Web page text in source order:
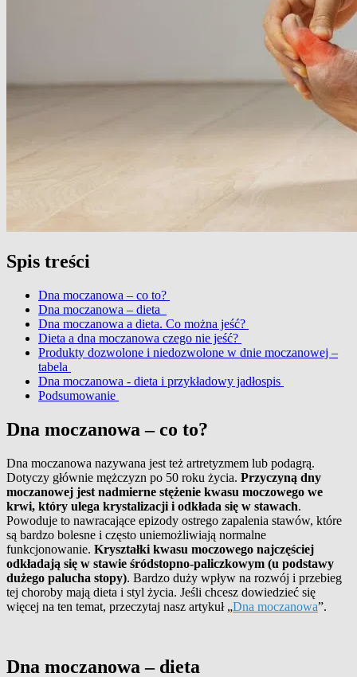
Spis treści
Dna moczanowa – co to?
Dna moczanowa – dieta
Dna moczanowa a dieta. Co można jeść?
Dieta a dna moczanowa czego nie jeść?
Produkty dozwolone i niedozwolone w dnie moczanowej –
tabela
Dna moczanowa - dieta i przykładowy jadłospis
Podsumowanie
Dna moczanowa – co to?
Dna moczanowa nazywana jest też artretyzmem lub podagrą.
Dotyczy głównie mężczyzn po 50 roku życia. Przyczyną dny
moczanowej jest nadmierne stężenie kwasu moczowego we
krwi, który ulega krystalizacji i odkłada się w stawach.
Powoduje to nawracające epizody ostrego zapalenia stawów, które
są bardzo bolesne i często uniemożliwiają normalne
funkcjonowanie. Kryształki kwasu moczowego najczęściej
odkładają się w stawie śródstopno-paliczkowym (u podstawy
dużego palucha stopy). Bardzo duży wpływ na rozwój i przebieg
tej choroby mają dieta i styl życia. Jeśli chcesz dowiedzieć się
więcej na ten temat, przeczytaj nasz artykuł „Dna moczanowa”.
Dna moczanowa – dieta